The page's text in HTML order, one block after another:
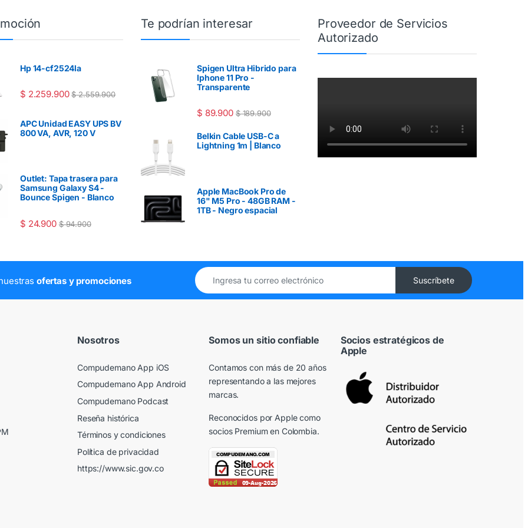
Hp 14-cf2524la
$ 2.259.900 $2.559.900
APC Unidad EASY UPS BV
800 VA, AVR, 120 V
Outlet: Tapa trasera para
Samsung Galaxy S4 -
Bounce Spigen - Blanco
$ 24.900 $94.900
Te podrían interesar
Spigen Ultra Hibrido para
Iphone 11 Pro -
Transparente
$ 89.900 $189.900
Belkin Cable USB-C a
Lightning 1m | Blanco
Apple MacBook Pro de
16" M5 Pro - 48GB RAM -
1TB - Negro espacial
Proveedor de Servicios
Autorizado
ofertas y promociones
Nosotros
Compudemano App iOS
Compudemano App Android
Compudemano Podcast
Reseña histórica
Términos y condiciones
Política de privacidad
https://www.sic.gov.co
Somos un sitio confiable
Contamos con más de 20 años
representando a las mejores
marcas.
Reconocidos por Applecomo
socios Premium en Colombia.
Socios estratégicos de
Apple